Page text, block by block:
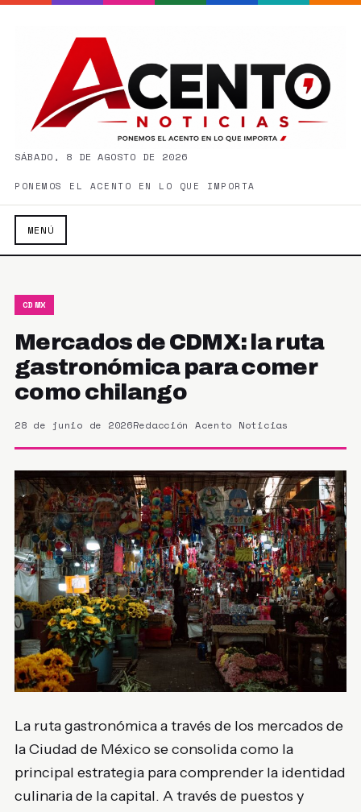
SÁBADO, 8 DE AGOSTO DE 2026
PONEMOS EL ACENTO EN LO QUE IMPORTA
MENÚ
CDMX
Mercados de CDMX: la ruta
gastronómica para comer
como chilango
28 de junio de 2026Redacción Acento Noticias
La ruta gastronómica a través de los mercados de
la Ciudad de México se consolida como la
principal estrategia para comprender la identidad
culinaria de la capital. A través de puestos y